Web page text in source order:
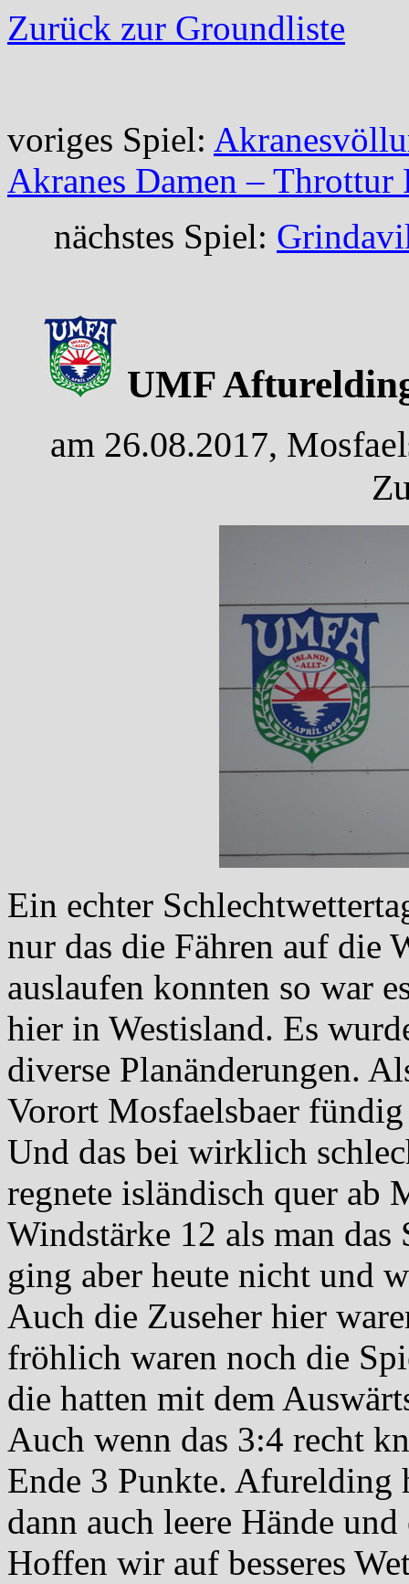
Zurück zur Groundliste
voriges Spiel:
Akranes Damen –
nächstes Spiel:
UMF
am 26.08.2017,
Ein echter
nur das die Fähren auf die
auslaufen konnten so war
hier in Westisland. Es
diverse Planänderungen.
Vorort Mosfaelsbaer
Und das bei wirklich
regnete isländisch quer ab
Windstärke 12 als man
ging aber heute nicht und
Auch die Zuseher hier
fröhlich waren noch die
die hatten mit dem
Auch wenn das 3:4 recht
Ende 3 Punkte. Afurelding
dann auch leere Hände
Hoffen wir auf besseres